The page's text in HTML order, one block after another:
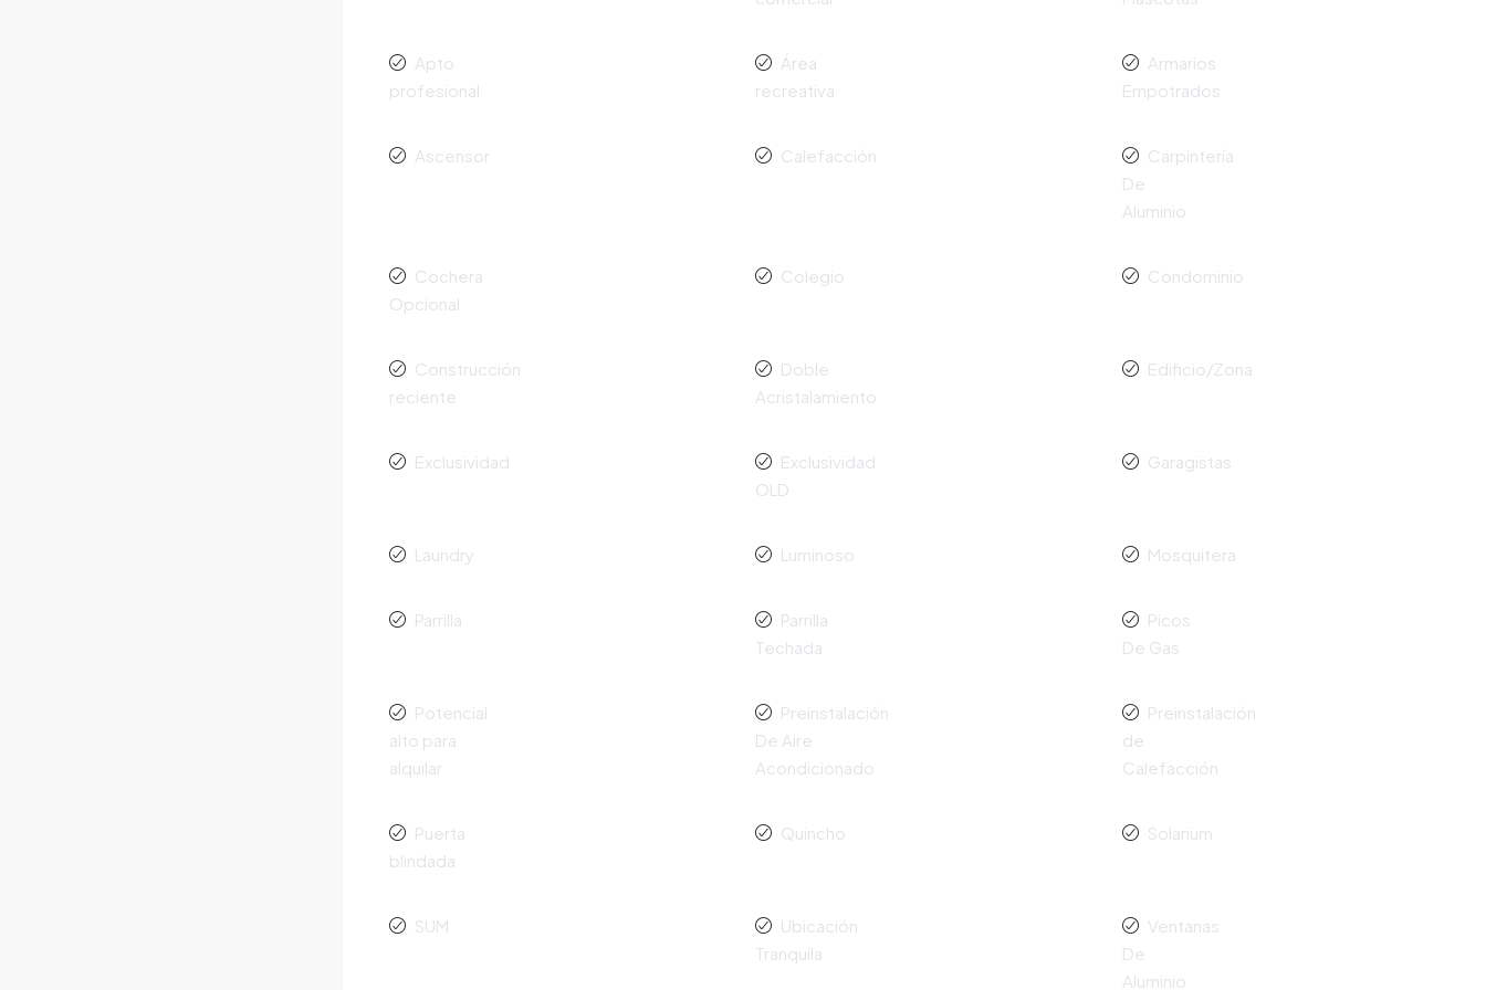
Apto
profesional
Área
recreativa
Armarios
Empotrados
Ascensor Calefacción
Carpintería
De
Aluminio
Cochera
Opcional
Colegio Condominio
Construcción
reciente
Doble
Acristalamiento
Edificio/Zona
Exclusividad
Exclusividad
OLD
Garagistas
Laundry Luminoso Mosquitera
Parrilla
Parrilla
Techada
Picos
De Gas
Potencial
alto para
alquilar
Preinstalación
De Aire
Acondicionado
Preinstalación
de
Calefacción
Puerta
blindada
Quincho Solarium
SUM
Ubicación
Tranquila
Ventanas
De
Aluminio